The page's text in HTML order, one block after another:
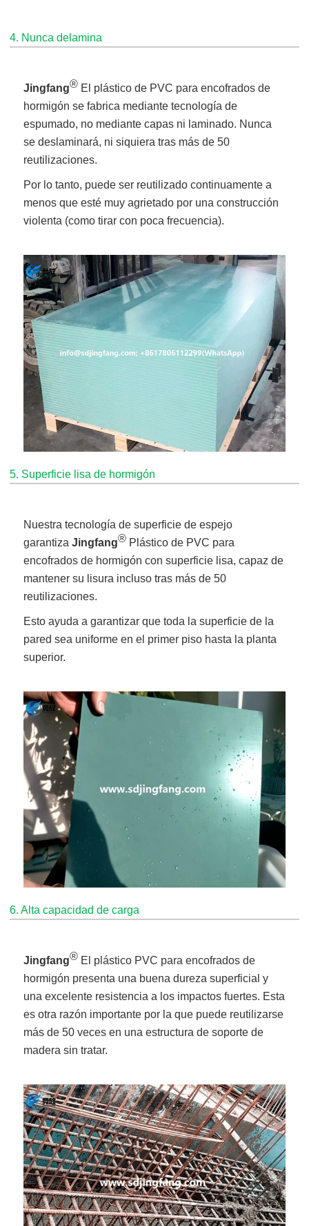
4. Nunca delamina
Jingfang® El plástico de PVC para encofrados de
hormigón se fabrica mediante tecnología de
espumado, no mediante capas ni laminado. Nunca
se deslaminará, ni siquiera tras más de 50
reutilizaciones.
Por lo tanto, puede ser reutilizado continuamente a
menos que esté muy agrietado por una construcción
violenta (como tirar con poca frecuencia).
5. Superficie lisa de hormigón
Nuestra tecnología de superficie de espejo
garantizaJingfang® Plástico de PVC para
encofrados de hormigón con superficie lisa, capaz de
mantener su lisura incluso tras más de 50
reutilizaciones.
Esto ayuda a garantizar que toda la superficie de la
pared sea uniforme en el primer piso hasta la planta
superior.
6. Alta capacidad de carga
Jingfang® El plástico PVC para encofrados de
hormigón presenta una buena dureza superficial y
una excelente resistencia a los impactos fuertes. Esta
es otra razón importante por la que puede reutilizarse
más de 50 veces en una estructura de soporte de
madera sin tratar.